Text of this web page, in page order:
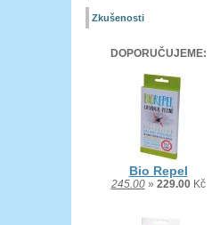
Zkušenosti
DOPORUČUJEME:
Bio Repel
245.00» 229.00Kč